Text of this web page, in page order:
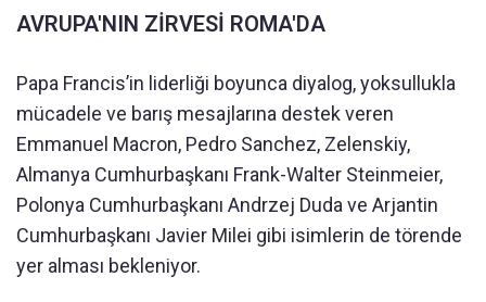
AVRUPA'NIN ZİRVESİ ROMA'DA
Papa Francis’in liderliği boyunca diyalog, yoksullukla
mücadele ve barış mesajlarına destek veren
Emmanuel Macron, Pedro Sanchez, Zelenskiy,
Almanya Cumhurbaşkanı Frank-Walter Steinmeier,
Polonya Cumhurbaşkanı Andrzej Duda ve Arjantin
Cumhurbaşkanı Javier Milei gibi isimlerin de törende
yer alması bekleniyor.